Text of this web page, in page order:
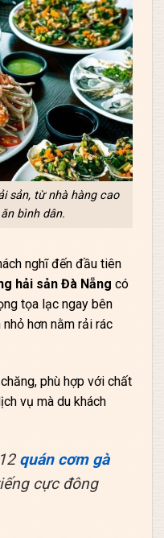
sản, từ nhà hàng cao
bình dân.
nghĩ đến đầu tiên
hải sản Đà Nẵng có
tọa lạc ngay bên
hơn nằm rải rác
phù hợp với chất
vụ mà du khách
quán cơm gà
cực đông